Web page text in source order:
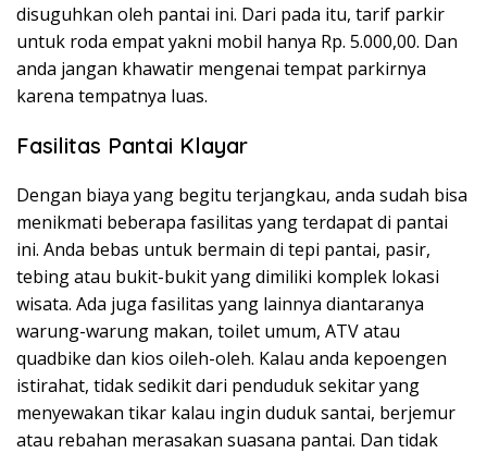
disuguhkan oleh pantai ini. Dari pada itu, tarif parkir
untuk roda empat yakni mobil hanya Rp. 5.000,00. Dan
anda jangan khawatir mengenai tempat parkirnya
karena tempatnya luas.
Fasilitas Pantai Klayar
Dengan biaya yang begitu terjangkau, anda sudah bisa
menikmati beberapa fasilitas yang terdapat di pantai
ini. Anda bebas untuk bermain di tepi pantai, pasir,
tebing atau bukit-bukit yang dimiliki komplek lokasi
wisata. Ada juga fasilitas yang lainnya diantaranya
warung-warung makan, toilet umum, ATV atau
quadbike dan kios oileh-oleh. Kalau anda kepoengen
istirahat, tidak sedikit dari penduduk sekitar yang
menyewakan tikar kalau ingin duduk santai, berjemur
atau rebahan merasakan suasana pantai. Dan tidak